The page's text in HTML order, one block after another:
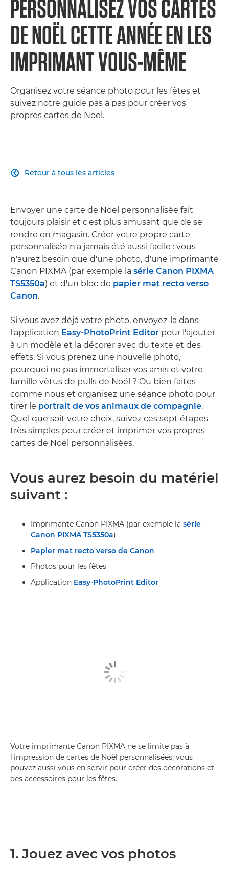
PERSONNALISEZ VOS CARTES
DE NOËL CETTE ANNÉE EN LES
IMPRIMANT VOUS-MÊME
Organisez votre séance photo pour les fêtes et
suivez notre guide pas à pas pour créer vos
propres cartes de Noël.
Retour à tous les articles

Envoyer une carte de Noël personnalisée fait
toujours plaisir et c'est plus amusant que de se
rendre en magasin. Créer votre propre carte
personnalisée n'a jamais été aussi facile : vous
n'aurez besoin que d'une photo, d'une imprimante
Canon PIXMA (par exemple la série Canon PIXMA
TS5350a) et d'un bloc de papier mat recto verso
Canon.
Si vous avez déjà votre photo, envoyez-la dans
l'application Easy-PhotoPrint Editor pour l'ajouter
à un modèle et la décorer avec du texte et des
effets. Si vous prenez une nouvelle photo,
pourquoi ne pas immortaliser vos amis et votre
famille vêtus de pulls de Noël ? Ou bien faites
comme nous et organisez une séance photo pour
tirer le portrait de vos animaux de compagnie.
Quel que soit votre choix, suivez ces sept étapes
très simples pour créer et imprimer vos propres
cartes de Noël personnalisées.
Vous aurez besoin du matériel
suivant :
Imprimante Canon PIXMA (par exemple la série
Canon PIXMA TS5350a)
Papier mat recto verso de Canon
Photos pour les fêtes
Application Easy-PhotoPrint Editor
Votre imprimante Canon PIXMA ne se limite pas à
l'impression de cartes de Noël personnalisées, vous
pouvez aussi vous en servir pour créer des décorations et
des accessoires pour les fêtes.
1. Jouez avec vos photos